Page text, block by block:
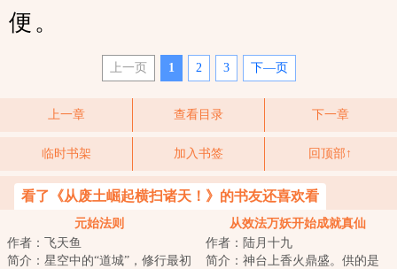
便。
上一页 1 2 3 下—页
上一章 查看目录 下一章
临时书架 加入书签 回顶部↑
看了《从废土崛起横扫诸天！》的书友还喜欢看
元始法则
作者：飞天鱼
简介：星空中的“道城”，修行最初
从效法万妖开始成就真仙
作者：陆月十九
简介：神台上香火鼎盛。供的是